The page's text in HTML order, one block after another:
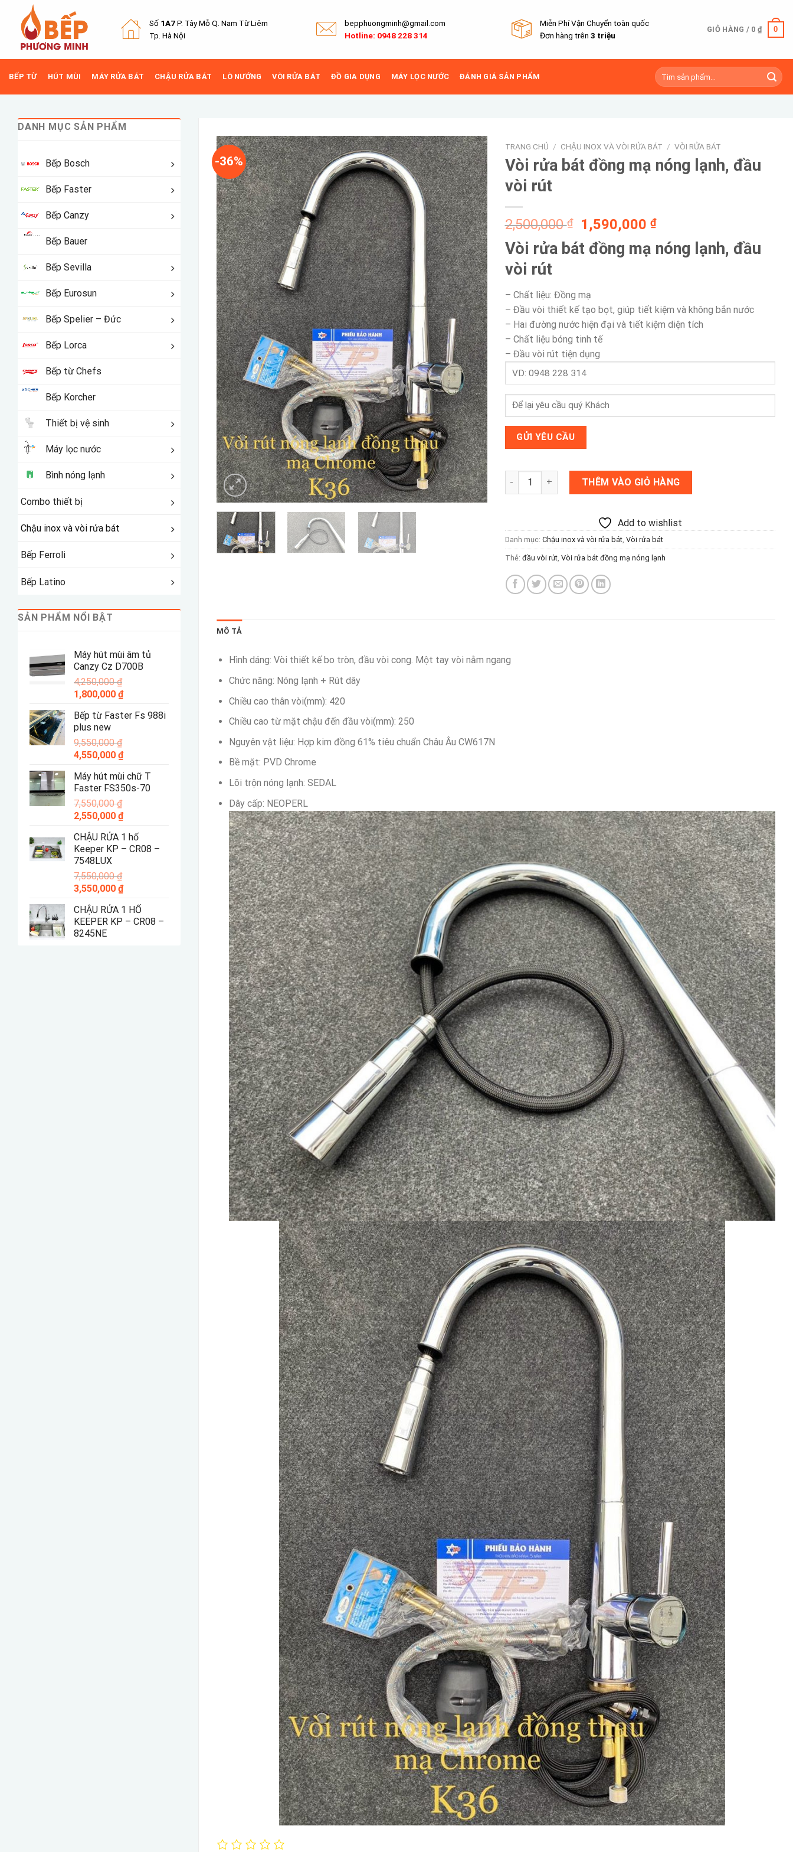
content
Số 1A7P. Tây Mỗ Q. Nam Từ Liêm
Tp. Hà Nội
bepphuongminh@gmail.com
Hotline: 0948 228 314
Miễn Phí Vận Chuyển toàn quốc
Đơn hàng trên 3 triệu
GIỎ HÀNG / 0 ₫ 0
BẾP TỪ HÚT MÙI MÁY RỬA BÁT CHẬU RỬA BÁT LÒ NƯỚNG VÒI RỬA BÁT ĐỒ GIA DỤNG MÁY LỌC NƯỚC ĐÁNH GIÁ SẢN PHẨM
Tìm
kiếm:
DANH MỤC SẢN PHẨM
Bếp Bosch
Bếp Faster
Bếp Canzy
Bếp Bauer
Bếp Sevilla
Bếp Eurosun
Bếp Spelier – Đức
Bếp Lorca
Bếp từ Chefs
Bếp Korcher
Thiết bị vệ sinh
Máy lọc nước
Bình nóng lạnh
Combo thiết bị
Chậu inox và vòi rửa bát
Bếp Ferroli
Bếp Latino
SẢN PHẨM NỔI BẬT
Máy hút mùi âm tủ
Canzy Cz D700B
4,250,000₫
Giá
là:
4,250,000 ₫.
1,800,000 ₫Giá
tại
Bếp từ Faster Fs 988i
plus new
9,550,000₫
Giá
là:
9,550,000 ₫.
4,550,000 ₫Giá
tại
là:
Máy hút mùi chữ T
Faster FS350s-70
7,550,000₫
Giá
là:
7,550,000 ₫.
2,550,000 ₫Giá
tại
là:
CHẬU RỬA 1 hố
Keeper KP – CR08 –
7548LUX
7,550,000₫
Giá
là:
7,550,000 ₫.
3,550,000 ₫Giá
tại
là:
CHẬU RỬA 1 HỐ
KEEPER KP – CR08 –
8245NE
-36%
Add to
wishlist
TRANG CHỦ / CHẬU INOX VÀ VÒI RỬA BÁT / VÒI RỬA BÁT
Vòi rửa bát đồng mạ nóng lạnh, đầu
vòi rút
2,500,000₫
Giá
gốc
là:
1,590,000 ₫Giá
hiện
tại
Vòi rửa bát đồng mạ nóng lạnh, đầu
vòi rút
– Chất liệu: Đồng mạ
– Đầu vòi thiết kế tạo bọt, giúp tiết kiệm và không bắn nước
– Hai đường nước hiện đại và tiết kiệm diện tích
– Chất liệu bóng tinh tế
– Đầu vòi rút tiện dụng
Vòi rửa bát đồng mạ nóng lạnh, đầu vòi rút số lượng
THÊM VÀO GIỎ HÀNG
Add to wishlist
Danh mục: Chậu inox và vòi rửa bát, Vòi rửa bát
Thẻ: đầu vòi rút, Vòi rửa bát đồng mạ nóng lạnh
MÔ TẢ
Hình dáng: Vòi thiết kế bo tròn, đầu vòi cong. Một tay vòi nằm ngang
Chức năng: Nóng lạnh + Rút dây
Chiều cao thân vòi(mm): 420
Chiều cao từ mặt chậu đến đầu vòi(mm): 250
Nguyên vật liệu: Hợp kim đồng 61% tiêu chuẩn Châu Âu CW617N
Bề mặt: PVD Chrome
Lõi trộn nóng lạnh: SEDAL
Dây cấp: NEOPERL